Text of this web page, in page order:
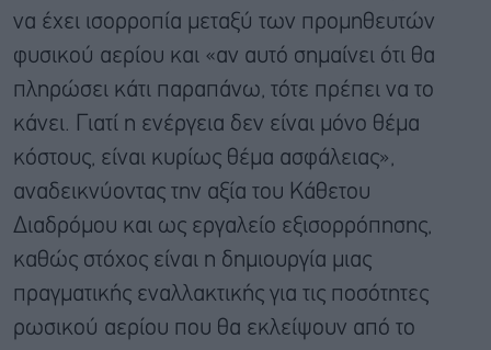
να έχει ισορροπία μεταξύ των προμηθευτών
φυσικού αερίου και «αν αυτό σημαίνει ότι θα
πληρώσει κάτι παραπάνω, τότε πρέπει να το
κάνει. Γιατί η ενέργεια δεν είναι μόνο θέμα
κόστους, είναι κυρίως θέμα ασφάλειας»,
αναδεικνύοντας την αξία του Κάθετου
Διαδρόμου και ως εργαλείο εξισορρόπησης,
καθώς στόχος είναι η δημιουργία μιας
πραγματικής εναλλακτικής για τις ποσότητες
ρωσικού αερίου που θα εκλείψουν από το